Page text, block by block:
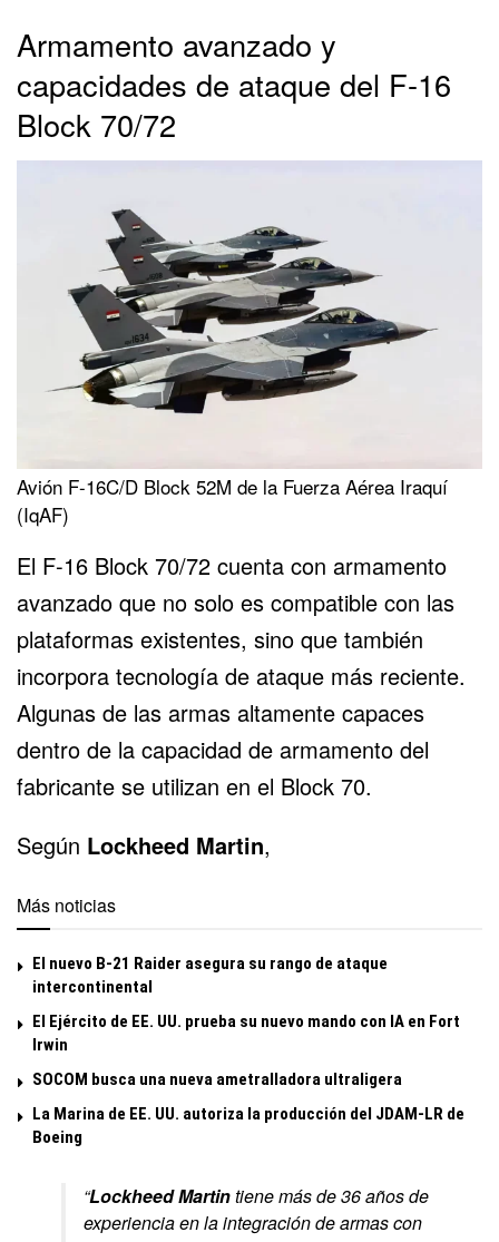
Armamento avanzado y
capacidades de ataque del F-16
Block 70/72
Avión F-16C/D Block 52M de la Fuerza Aérea Iraquí
(IqAF)
El F-16 Block 70/72 cuenta con armamento
avanzado que no solo es compatible con las
plataformas existentes, sino que también
incorpora tecnología de ataque más reciente.
Algunas de las armas altamente capaces
dentro de la capacidad de armamento del
fabricante se utilizan en el Block 70.
Según Lockheed Martin,
Más noticias
El nuevo B-21 Raider asegura su rango de ataque
intercontinental
El Ejército de EE. UU. prueba su nuevo mando con IA en Fort
Irwin
SOCOM busca una nueva ametralladora ultraligera
La Marina de EE. UU. autoriza la producción del JDAM-LR de
Boeing
“Lockheed Martintiene más de 36 años de
experiencia en la integración de armas con